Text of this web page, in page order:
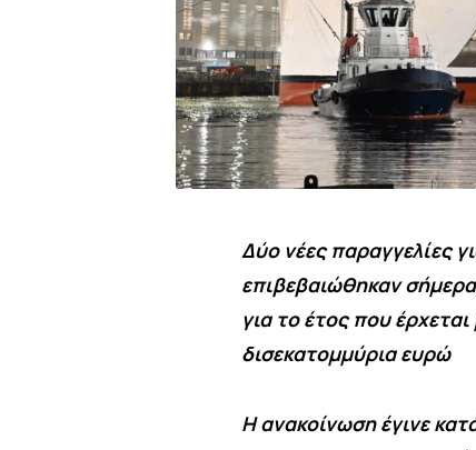
Δύο νέες παραγγελίες
επιβεβαιώθηκαν
για το έτος που
δισεκατομμύρια ευρώ
Η ανακοίνωση έγινε